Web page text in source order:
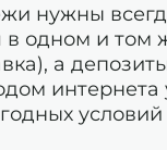
нужны
в одном и том
а